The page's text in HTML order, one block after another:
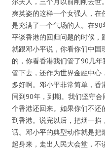
爽英姿的这样一个女强人，
是充满了一个气场的人。在
平谈香港的回归问题的时候，
就跟邓小平说，你看你们中
的，你看香港我们管了90几
管下去，还作为世界金融中
多好啊。邓小平非常简单，
同到90年，到期。我们坚守
个香港还回来。如果你们不
到香港。说完以后，把烟一
话。邓小平的典型动作就是
起身来，走出人民大会堂，不